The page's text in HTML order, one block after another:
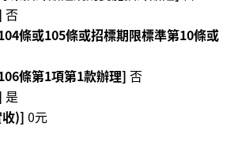
否
條或105條或招標期限標準第10條或
條第1項第1款辦理] 否
是
)] 0元